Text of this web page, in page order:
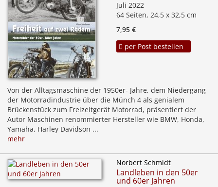
Juli 2022
64 Seiten, 24,5 x 32,5 cm
7,95 €
per Post bestellen
Von der Alltagsmaschine der 1950er- Jahre, dem Niedergang
der Motorradindustrie über die Münch 4 als genialem
Brückenstück zum Freizeitgerät Motorrad, präsentiert der
Autor Maschinen renommierter Hersteller wie BMW, Honda,
Yamaha, Harley Davidson ...
mehr
Norbert Schmidt
Landleben in den 50er
und 60er Jahren